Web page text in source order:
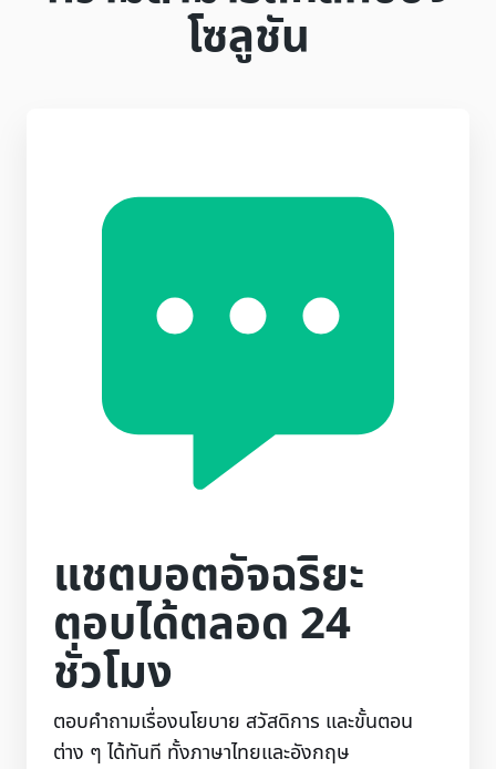
โซลูชัน
แชตบอตอัจฉริยะ
ตอบได้ตลอด 24
ชั่วโมง
ตอบคำถามเรื่องนโยบาย สวัสดิการ และขั้นตอน
ต่าง ๆ ได้ทันที ทั้งภาษาไทยและอังกฤษ